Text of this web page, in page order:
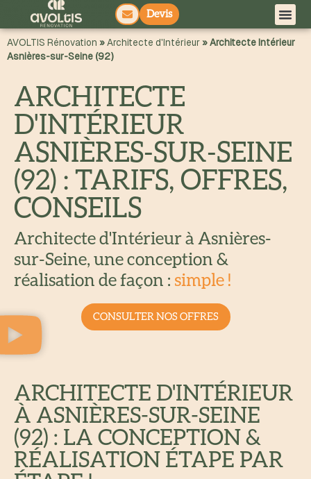
principal
Devis
AVOLTIS Rénovation »Architecte d'Intérieur»Architecte Intérieur
Asnières-sur-Seine (92)
ARCHITECTE
D'INTÉRIEUR
ASNIÈRES-SUR-SEINE
(92) : TARIFS, OFFRES,
CONSEILS
Architecte d'Intérieur à Asnières-
sur-Seine, une conception &
réalisation de façon : simple !
CONSULTER NOS OFFRES
ARCHITECTE D'INTÉRIEUR
À ASNIÈRES-SUR-SEINE
(92) : LA CONCEPTION &
RÉALISATION ÉTAPE PAR